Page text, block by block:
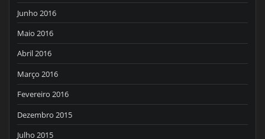
Junho 2016
Maio 2016
Abril 2016
Março 2016
Fevereiro 2016
Dezembro 2015
Julho 2015